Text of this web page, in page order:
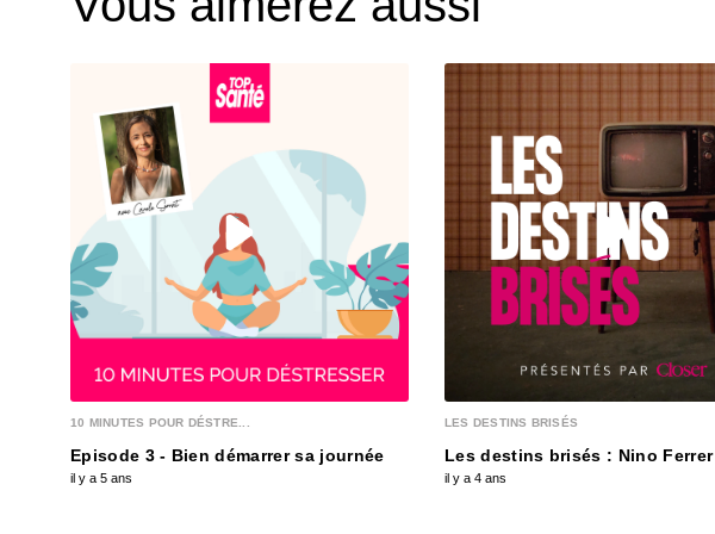
10 MINUTES POUR DÉSTRE...
Episode 3 - Bien démarrer sa journée
il y a 5 ans
LES DESTINS BRISÉS
Les destins brisés : Nino Ferrer
il y a 4 ans